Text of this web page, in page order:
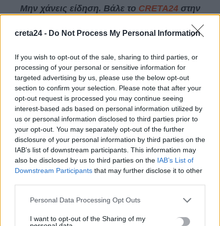
creta24 - Do Not Process My Personal Information
If you wish to opt-out of the sale, sharing to third parties, or
processing of your personal or sensitive information for
targeted advertising by us, please use the below opt-out
section to confirm your selection. Please note that after your
opt-out request is processed you may continue seeing
interest-based ads based on personal information utilized by
us or personal information disclosed to third parties prior to
your opt-out. You may separately opt-out of the further
disclosure of your personal information by third parties on the
IAB’s list of downstream participants. This information may
also be disclosed by us to third parties on the IAB’s List of
Downstream Participants that may further disclose it to other
Personal Data Processing Opt Outs
I want to opt-out of the Sharing of my
Μην χάνεις είδηση. Βάλε το CRETA24στην
ΠΡΟΣΘΕΣΕ ΤΟCRETA24 ΣΤΗΝ GOOGLE
ΡΟΗ ΕΙΔΗΣΕΩΝ
Στίβος: Νέα επιτυχία για την Ελλάδα στο Παγκόσμιο Κ20
-Αργυρό μετάλλιο στα 800μ. η Ιουλιάνα Ρούσσου
9 Αυγούστου, 2026
Άνοδος της θερμοκρασίας και ισχυροί άνεμοι -Σε Red Code η
Κρήτη
9 Αυγούστου, 2026
Ποιες οι απάτητες παραλίες της Ελλάδας – My coast: Πώς θα
8 Αυγούστου, 2026